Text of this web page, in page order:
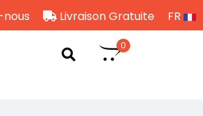
Livraison Gratuite FR
0